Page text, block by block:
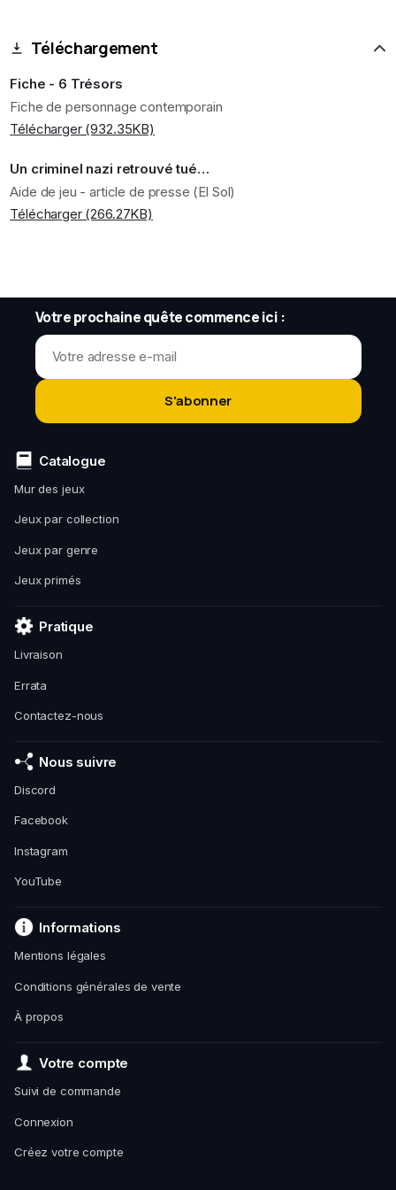
Téléchargement
Fiche - 6 Trésors
Fiche de personnage contemporain
Télécharger (932.35KB)
Un criminel nazi retrouvé tué…
Aide de jeu - article de presse (El Sol)
Télécharger (266.27KB)
Votre prochaine quête commence ici :
S'abonner
Catalogue
Mur des jeux
Jeux par collection
Jeux par genre
Jeux primés
Pratique
Livraison
Errata
Contactez-nous
Nous suivre
Discord
Facebook
Instagram
YouTube
Informations
Mentions légales
Conditions générales de vente
À propos
Votre compte
Suivi de commande
Connexion
Créez votre compte